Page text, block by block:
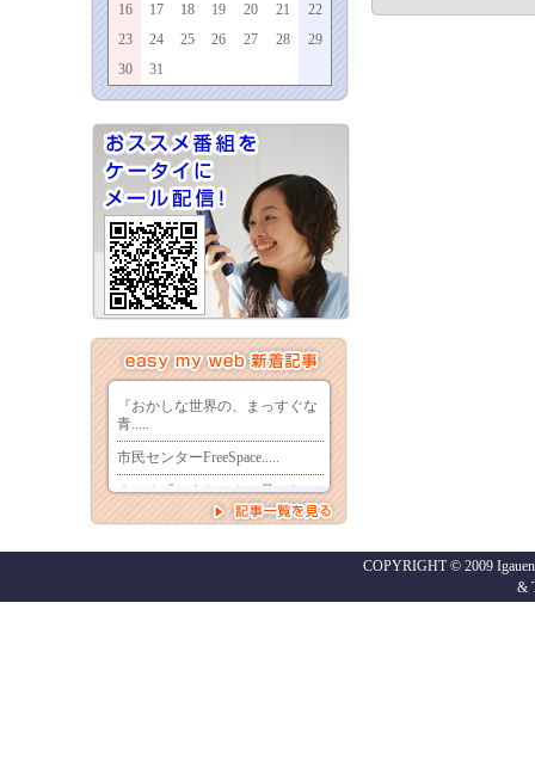
16
17 18 19 20 21
22
23
24 25 26 27 28
29
30
31
COPYRIGHT © 2009
&